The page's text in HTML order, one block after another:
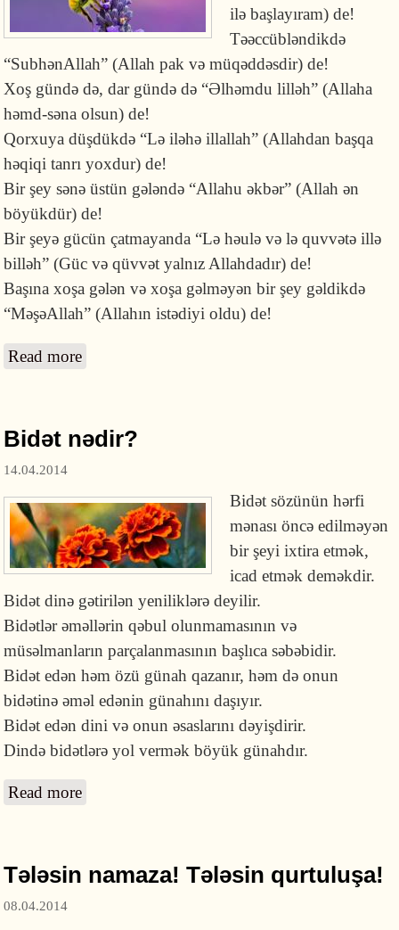
ilə başlayıram) de!
Təəccübləndikdə
“SubhənAllah” (Allah pak və müqəddəsdir) de!
Xoş gündə də, dar gündə də “Əlhəmdu lilləh” (Allaha
həmd-səna olsun) de!
Qorxuya düşdükdə “Lə iləhə illallah” (Allahdan başqa
həqiqi tanrı yoxdur) de!
Bir şey sənə üstün gələndə “Allahu əkbər” (Allah ən
böyükdür) de!
Bir şeyə gücün çatmayanda “Lə həulə və lə quvvətə illə
billəh” (Güc və qüvvət yalnız Allahdadır) de!
Başına xoşa gələn və xoşa gəlməyən bir şey gəldikdə
“MəşəAllah” (Allahın istədiyi oldu) de!
Read more
Bidət nədir?
14.04.2014
Bidət sözünün hərfi
mənası öncə edilməyən
bir şeyi ixtira etmək,
icad etmək deməkdir.
Bidət dinə gətirilən yeniliklərə deyilir.
Bidətlər əməllərin qəbul olunmamasının və
müsəlmanların parçalanmasının başlıca səbəbidir.
Bidət edən həm özü günah qazanır, həm də onun
bidətinə əməl edənin günahını daşıyır.
Bidət edən dini və onun əsaslarını dəyişdirir.
Dində bidətlərə yol vermək böyük günahdır.
Read more
Tələsin namaza! Tələsin qurtuluşa!
08.04.2014